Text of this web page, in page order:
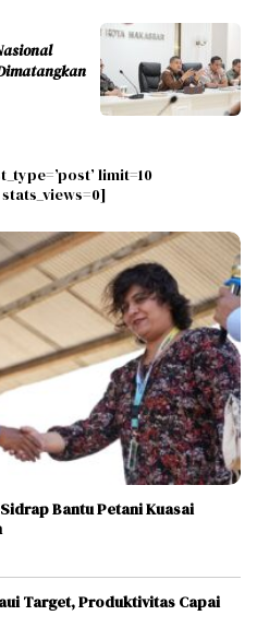
limit=10
stats_views=0]
Bantu Petani Kuasai
Target, Produktivitas Capai